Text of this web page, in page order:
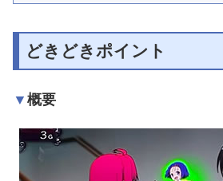
どきどきポイント
概要